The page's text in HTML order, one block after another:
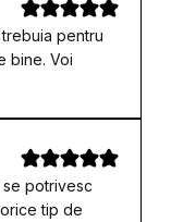
pentru
bine. Voi
potrivesc
tip de